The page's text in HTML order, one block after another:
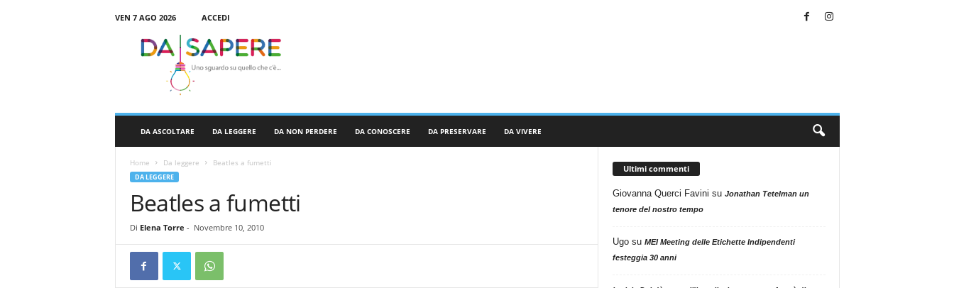
VEN 7 AGO 2026
ACCEDI
DA ASCOLTARE DA LEGGERE DA NON PERDERE DA CONOSCERE DA PRESERVARE DA VIVERE
Home Da leggere Beatles a fumetti
DA LEGGERE
Beatles a fumetti
Di Elena Torre - Novembre 10, 2010
Ultimi commenti
Giovanna Querci Favini su Jonathan Tetelman un
tenore del nostro tempo
Ugosu MEI Meeting delle Etichette Indipendenti
festeggia 30 anni